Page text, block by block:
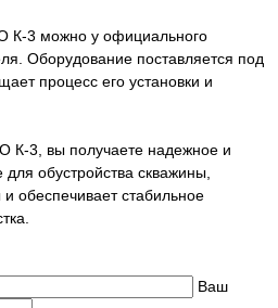
К-3 можно у официального
Оборудование поставляется под
процесс его установки и
3, вы получаете надежное и
обустройства скважины,
обеспечивает стабильное
Ваш